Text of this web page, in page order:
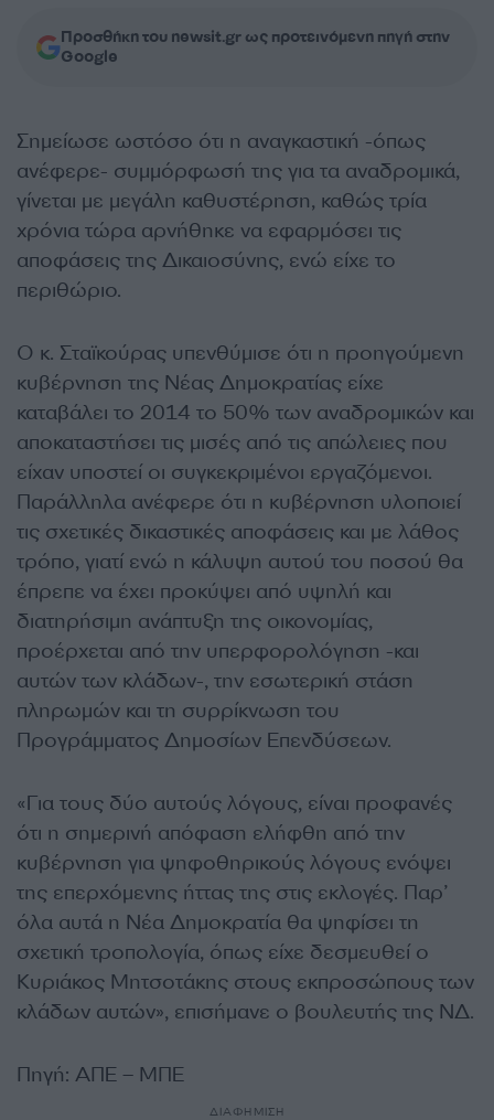
Προσθήκη του newsit.gr ως προτεινόμενη πηγή στην
Google
Σημείωσε ωστόσο ότι η αναγκαστική -όπως
ανέφερε- συμμόρφωσή της για τα αναδρομικά,
γίνεται με μεγάλη καθυστέρηση, καθώς τρία
χρόνια τώρα αρνήθηκε να εφαρμόσει τις
αποφάσεις της Δικαιοσύνης, ενώ είχε το
περιθώριο.
Ο κ. Σταϊκούρας υπενθύμισε ότι η προηγούμενη
κυβέρνηση της Νέας Δημοκρατίας είχε
καταβάλει το 2014 το 50% των αναδρομικών και
αποκαταστήσει τις μισές από τις απώλειες που
είχαν υποστεί οι συγκεκριμένοι εργαζόμενοι.
Παράλληλα ανέφερε ότι η κυβέρνηση υλοποιεί
τις σχετικές δικαστικές αποφάσεις και με λάθος
τρόπο, γιατί ενώ η κάλυψη αυτού του ποσού θα
έπρεπε να έχει προκύψει από υψηλή και
διατηρήσιμη ανάπτυξη της οικονομίας,
προέρχεται από την υπερφορολόγηση -και
αυτών των κλάδων-, την εσωτερική στάση
πληρωμών και τη συρρίκνωση του
Προγράμματος Δημοσίων Επενδύσεων.
«Για τους δύο αυτούς λόγους, είναι προφανές
ότι η σημερινή απόφαση ελήφθη από την
κυβέρνηση για ψηφοθηρικούς λόγους ενόψει
της επερχόμενης ήττας της στις εκλογές. Παρ’
όλα αυτά η Νέα Δημοκρατία θα ψηφίσει τη
σχετική τροπολογία, όπως είχε δεσμευθεί ο
Κυριάκος Μητσοτάκης στους εκπροσώπους των
κλάδων αυτών», επισήμανε ο βουλευτής της ΝΔ.
Πηγή: ΑΠΕ – ΜΠΕ
ΔΙΑΦΗΜΙΣΗ